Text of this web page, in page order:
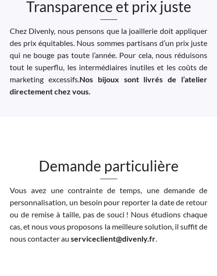
Transparence et prix juste
Chez Divenly, nous pensons que la joaillerie doit appliquer
des prix équitables. Nous sommes partisans d’un prix juste
qui ne bouge pas toute l’année. Pour cela, nous réduisons
tout le superflu, les intermédiaires inutiles et les coûts de
marketing excessifs. Nos bijoux sont livrés de l’atelier
directement chez vous.
Demande particulière
Vous avez une contrainte de temps, une demande de
personnalisation, un besoin pour reporter la date de retour
ou de remise à taille, pas de souci ! Nous étudions chaque
cas, et nous vous proposons la meilleure solution, il suffit de
nous contacter au serviceclient@divenly.fr.